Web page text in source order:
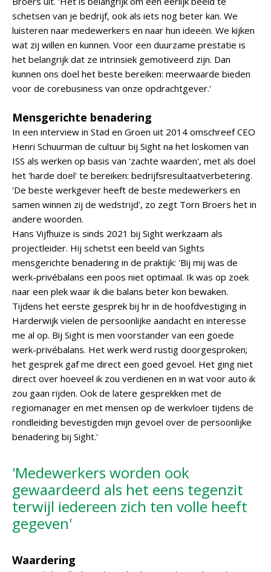
schetsen van je bedrijf, ook als iets nog beter kan. We
luisteren naar medewerkers en naar hun ideeën. We kijken
wat zij willen en kunnen. Voor een duurzame prestatie is
het belangrijk dat ze intrinsiek gemotiveerd zijn. Dan
kunnen ons doel het beste bereiken: meerwaarde bieden
voor de corebusiness van onze opdrachtgever.'
Mensgerichte benadering
In een interview in Stad en Groen uit 2014 omschreef CEO
Henri Schuurman de cultuur bij Sight na het loskomen van
ISS als werken op basis van 'zachte waarden', met als doel
het 'harde doel' te bereiken: bedrijfsresultaatverbetering.
'De beste werkgever heeft de beste medewerkers en
samen winnen zij de wedstrijd', zo zegt Torn Broers het in
andere woorden.
Hans Vijfhuize is sinds 2021 bij Sight werkzaam als
projectleider. Hij schetst een beeld van Sights
mensgerichte benadering in de praktijk: 'Bij mij was de
werk-privébalans een poos niet optimaal. Ik was op zoek
naar een plek waar ik die balans beter kon bewaken.
Tijdens het eerste gesprek bij hr in de hoofdvestiging in
Harderwijk vielen de persoonlijke aandacht en interesse
me al op. Bij Sight is men voorstander van een goede
werk-privébalans. Het werk werd rustig doorgesproken;
het gesprek gaf me direct een goed gevoel. Het ging niet
direct over hoeveel ik zou verdienen en in wat voor auto ik
zou gaan rijden. Ook de latere gesprekken met de
regiomanager en met mensen op de werkvloer tijdens de
rondleiding bevestigden mijn gevoel over de persoonlijke
benadering bij Sight.'
'Medewerkers worden ook
gewaardeerd als het eens tegenzit
terwijl iedereen zich ten volle heeft
gegeven'
Waardering